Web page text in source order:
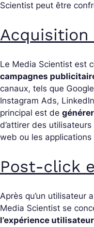
Scientist peut être
Acquisition
Le Media Scientist est
campagnes
canaux, tels que
Instagram Ads,
principal est de
d’attirer des
web ou les
Post-click
Après qu’un utilisateur
Media Scientist se
l’expérience utilisateur